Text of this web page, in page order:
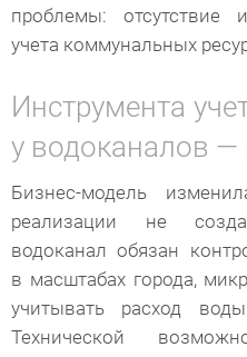
проблемы: отсутствие
учета коммунальных
Инструмента
у водоканалов —
Бизнес-модель
реализации не
водоканал обязан
в масштабах города,
учитывать расход
Технической